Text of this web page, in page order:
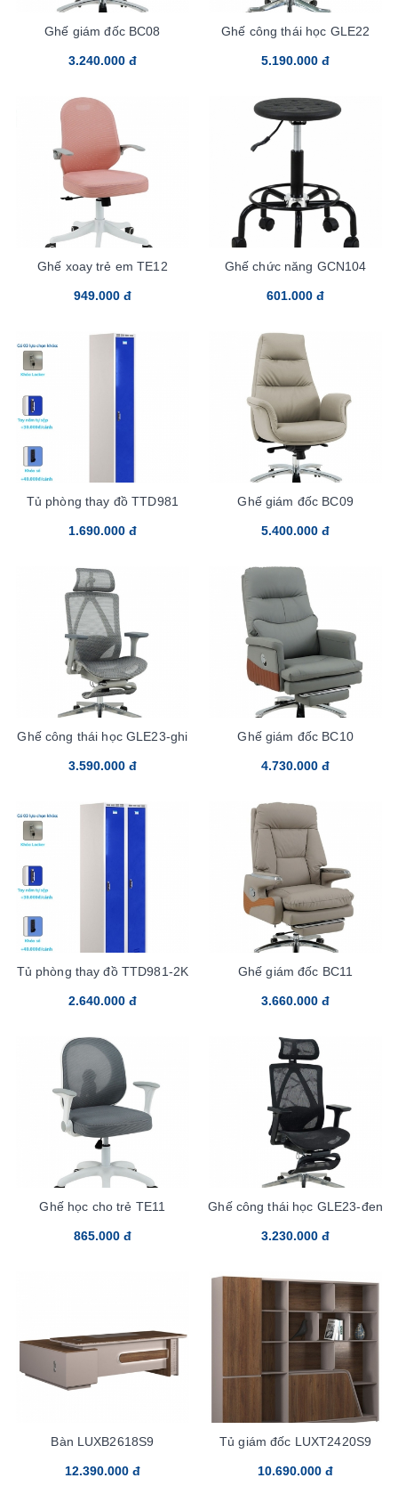
Ghế giám đốc BC08
3.240.000 đ
Ghế công thái học GLE22
5.190.000 đ
Ghế xoay trẻ em TE12
949.000 đ
Ghế chức năng GCN104
601.000 đ
Tủ phòng thay đồ TTD981
1.690.000 đ
Ghế giám đốc BC09
5.400.000 đ
Ghế công thái học GLE23-ghi
3.590.000 đ
Ghế giám đốc BC10
4.730.000 đ
Tủ phòng thay đồ TTD981-2K
2.640.000 đ
Ghế giám đốc BC11
3.660.000 đ
Ghế học cho trẻ TE11
865.000 đ
Ghế công thái học GLE23-đen
3.230.000 đ
Bàn LUXB2618S9
12.390.000 đ
Tủ giám đốc LUXT2420S9
10.690.000 đ